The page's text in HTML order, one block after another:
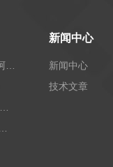
新闻中心
新闻中心
技术文章